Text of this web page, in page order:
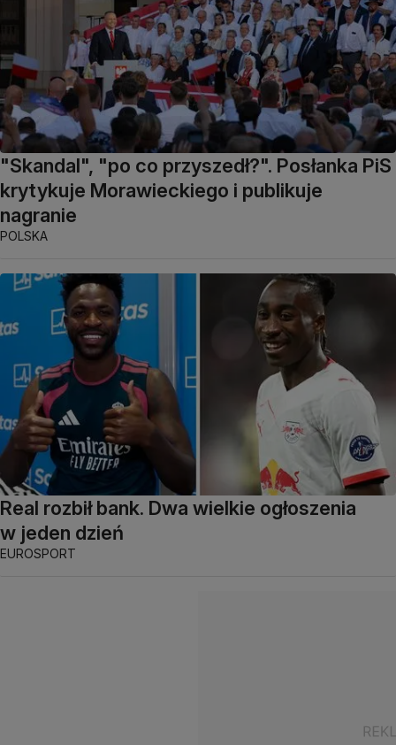
"Skandal", "po co przyszedł?". Posłanka PiS
krytykuje Morawieckiego i publikuje
nagranie
POLSKA
Real rozbił bank. Dwa wielkie ogłoszenia
w jeden dzień
EUROSPORT